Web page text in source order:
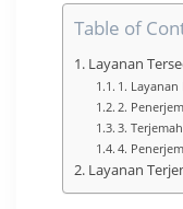
Table of
Layanan
1.
2.
3.
4.
Layanan